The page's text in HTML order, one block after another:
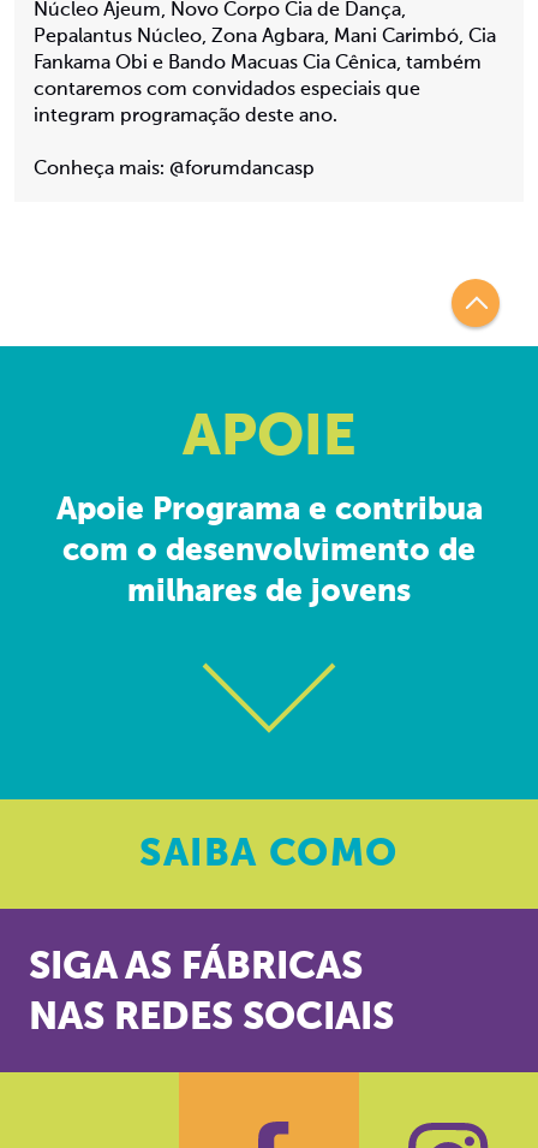
Núcleo Ajeum, Novo Corpo Cia de Dança,
Pepalantus Núcleo, Zona Agbara, Mani Carimbó, Cia
Fankama Obi e Bando Macuas Cia Cênica, também
contaremos com convidados especiais que
integram programação deste ano.
Conheça mais: @forumdancasp
APOIE
Apoie Programa e contribua
com o desenvolvimento de
milhares de jovens
SAIBA COMO
SIGA AS FÁBRICAS
NAS REDES SOCIAIS